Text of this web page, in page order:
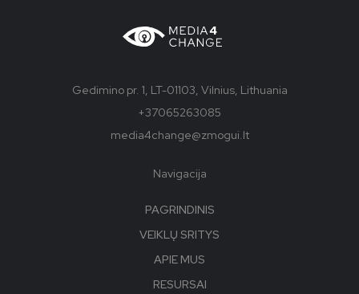
Gedimino pr. 1, LT-01103, Vilnius, Lithuania
+37065263085
media4change@zmogui.lt
Navigacija
PAGRINDINIS
VEIKLŲ SRITYS
APIE MUS
RESURSAI